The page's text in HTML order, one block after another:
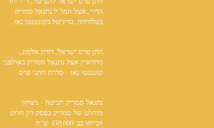
הררי, אצל המו"ל נתנאל סמריק
בטלוויזיה, בדיגיטל בקונטנטו נאו,
חתן פרס ישראל, דורון אלמוג,
מתראיין אצל נתנאל סמריק באולפני
קונטנטו נאו - סדרת חתני פרס
נתנאל סמריק תביעה - ניצחון
מוחלט של סמריק בפסק דין חלוט
וזכייתו בכ-450,000 ש"ח